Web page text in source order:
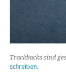
Trackbacks sind
schreiben.